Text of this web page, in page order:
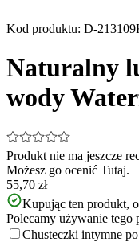
Kod produktu: D-213109
Naturalny
wody
Produkt nie ma jeszcze
Możesz go ocenić Tutaj.
55,70 zł
Kupując ten produkt,
Polecamy używanie tego
Chusteczki intymne